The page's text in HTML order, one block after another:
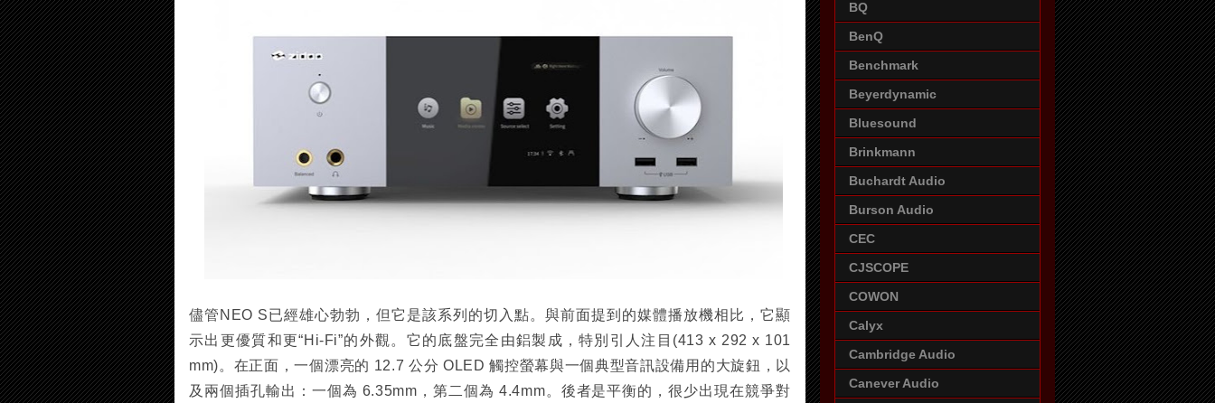
儘管NEO S已經雄心勃勃，但它是該系列的切入點。與前面提到的媒體播放機相比，它顯
示出更優質和更“Hi-Fi”的外觀。它的底盤完全由鋁製成，特別引人注目(413 x 292 x 101
mm)。在正面，一個漂亮的 12.7 公分 OLED 觸控螢幕與一個典型音訊設備用的大旋鈕，以
及兩個插孔輸出：一個為 6.35mm，第二個為 4.4mm。後者是平衡的，很少出現在競爭對
BQ
BenQ
Benchmark
Beyerdynamic
Bluesound
Brinkmann
Buchardt Audio
Burson Audio
CEC
CJSCOPE
COWON
Calyx
Cambridge Audio
Canever Audio